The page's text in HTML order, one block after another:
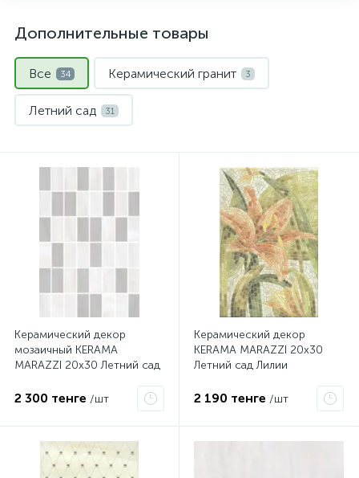
Дополнительные товары
Все 34 Керамический гранит 3
Летний сад 31
Керамический декор
мозаичный KERAMA
MARAZZI 20х30 Летний сад
MM8277
2 300 тенге /шт
Керамический декор
KERAMA MARAZZI 20х30
Летний сад Лилии
HGD\A143\880L
2 190 тенге /шт